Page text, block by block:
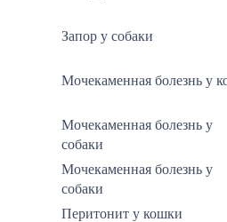
Запор у собаки
Мочекаменная болезнь у
Мочекаменная болезнь у
собаки
Мочекаменная болезнь у
собаки
Перитонит у кошки